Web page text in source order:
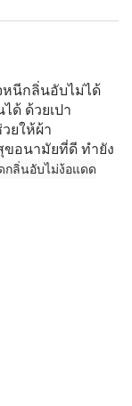
หนีกลิ่นอับไม่ได้
ด้ ด้วยเปา
ยให้ผ้า
ขอนามัยที่ดี ทำยัง
กลิ่นอับไม่ง้อแดด